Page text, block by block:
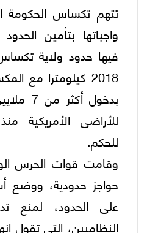
تتهم تكساس الحكومة
واجباتها بتأمين
فيها حدود ولاية
2018 كيلومترا
بدخول
للأراضى الأمريكية
للحكم.
وقامت قوات الحرس
حواجز حدودية،
على الحدود، لمنع
النظاميين، التى تقول